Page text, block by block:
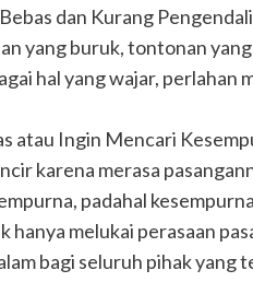
dan Kurang
yang buruk, tontonan
hal yang wajar, perlahan
atau Ingin Mencari
karena merasa
padahal
hanya melukai perasaan
bagi seluruh pihak yang